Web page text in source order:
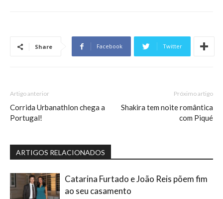
Share Facebook Twitter
Artigo anterior
Corrida Urbanathlon chega a
Portugal!
Próximo artigo
Shakira tem noite romântica
com Piqué
ARTIGOS RELACIONADOS
Catarina Furtado e João Reis põem fim
ao seu casamento